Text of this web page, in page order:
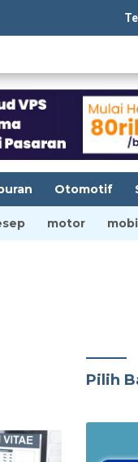
Otomotif
motor
Pilih